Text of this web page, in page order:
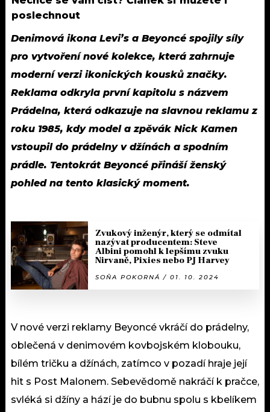
poslechnout
Denimová ikona Levi’s a Beyoncé spojily síly
pro vytvoření nové kolekce, která zahrnuje
moderní verzi ikonických kousků značky.
Reklama odkryla první kapitolu s názvem
Prádelna, která odkazuje na slavnou reklamu z
roku 1985, kdy model a zpěvák Nick Kamen
vstoupil do prádelny v džínách a spodním
prádle. Tentokrát Beyoncé přináší ženský
pohled na tento klasický moment.
Zvukový inženýr, který se odmítal
nazývat producentem: Steve
Albini pomohl k lepšímu zvuku
Nirvaně, Pixies nebo PJ Harvey
SOŇA POKORNÁ / 01. 10. 2024
V nové verzi reklamy Beyoncé vkráčí do prádelny,
oblečená v denimovém kovbojském klobouku,
bílém tričku a džínách, zatímco v pozadí hraje její
hit s Post Malonem. Sebevědomě nakráčí k pračce,
svléká si džíny a hází je do bubnu spolu s kbelíkem